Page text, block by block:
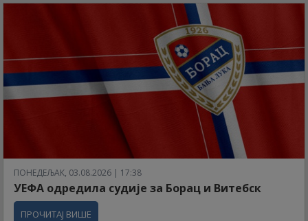
ПОНЕДЕЉАК, 03.08.2026 | 17:38
УЕФА одредила судије за Борац и Витебск
ПРОЧИТАЈ ВИШЕ